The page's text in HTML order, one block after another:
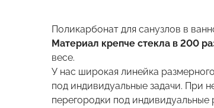
Поликарбонат для санузлов в
Материал крепче стекла в 200
весе.
У нас широкая линейка
под индивидуальные задачи. При
перегородки под